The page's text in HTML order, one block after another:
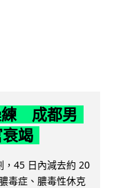
練 成都男
竭
，45 日內減去約 20
毒症、膿毒性休克